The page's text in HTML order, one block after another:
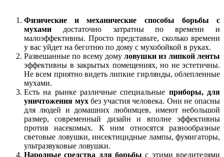
Физические и механические способы борьбы с
мухами достаточно затратны по времени и
малоэффективны. Просто представьте, сколько времени
у вас уйдет на беготню по дому с мухобойкой в руках.
Развешанные по всему домуловушки из липкой ленты
эффективны в закрытых помещениях, но не эстетичны.
Не всем приятно видеть липкие гирлянды, облепленные
мухами.
Есть на рынке различные специальные приборы, для
уничтожения мухбез участия человека. Они не опасны
для людей и домашних любимцев, имеют небольшой
размер, современный дизайн и вполне эффективны
против насекомых. К ним относятся разнообразные
световые ловушки, инсектицидные лампы, фумигаторы,
ультразвуковые ловушки.
Народные средства для борьбы с этими вредителями